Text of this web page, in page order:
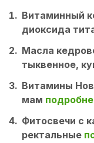
Витаминный
диоксида
Масла
тыквенное,
Витамины
мам
Фитосвечи с
ректальные